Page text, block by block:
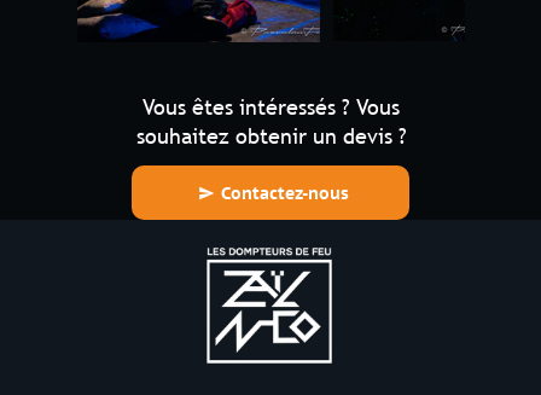
send Contactez-nous
Vous êtes intéressés ? Vous
souhaitez obtenir un devis ?